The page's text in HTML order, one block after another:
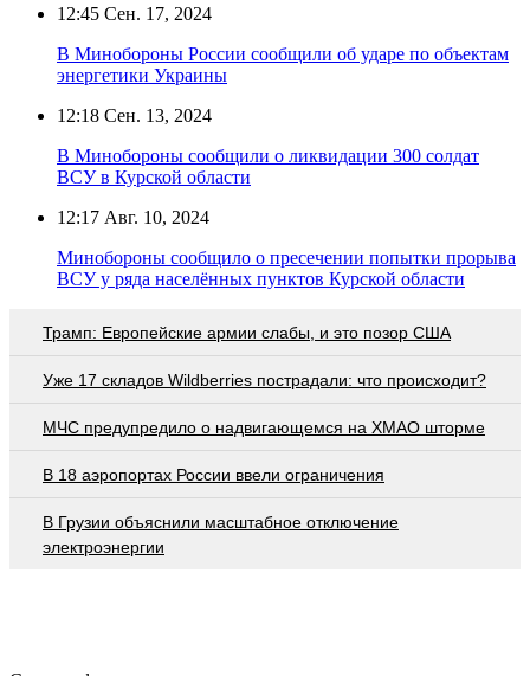
12:45 Сен. 17, 2024
В Минобороны России сообщили об ударе по объектам
энергетики Украины
12:18 Сен. 13, 2024
В Минобороны сообщили о ликвидации 300 солдат
ВСУ в Курской области
12:17 Авг. 10, 2024
Минобороны сообщило о пресечении попытки прорыва
ВСУ у ряда населённых пунктов Курской области
Трамп: Европейские армии слабы, и это позор США
Уже 17 складов Wildberries пострадали: что происходит?
МЧС предупредило о надвигающемся на ХМАО шторме
В 18 аэропортах России ввели ограничения
В Грузии объяснили масштабное отключение
электроэнергии